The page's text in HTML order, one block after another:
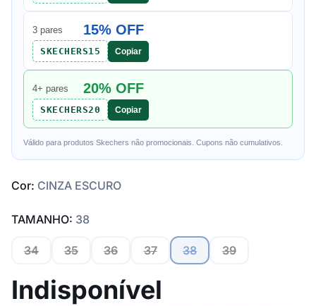
3 pares 15% OFF
SKECHERS15 Copiar
4+ pares 20% OFF
SKECHERS20 Copiar
Válido para produtos Skechers não promocionais. Cupons não cumulativos.
Cor: CINZA ESCURO
TAMANHO: 38
34 35 36 37 38 39
Indisponível